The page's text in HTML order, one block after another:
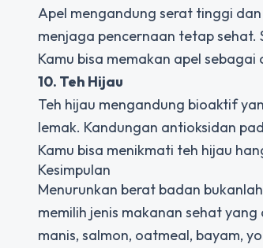
Apel mengandung serat tinggi
menjaga pencernaan tetap sehat.
Kamu bisa memakan apel
10. Teh Hijau
Teh hijau mengandung bioaktif
lemak. Kandungan antioksidan
Kamu bisa menikmati teh hijau
Kesimpulan
Menurunkan berat badan
memilih jenis makanan sehat
manis, salmon, oatmeal, bayam,